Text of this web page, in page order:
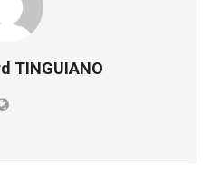
TINGUIANO